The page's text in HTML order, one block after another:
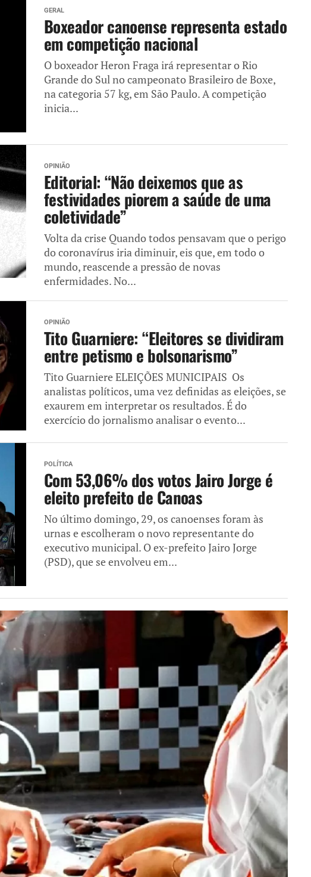
GERAL
Boxeador canoense representa estado
em competição nacional
O boxeador Heron Fraga irá representar o Rio
Grande do Sul no campeonato Brasileiro de Boxe,
na categoria 57 kg, em São Paulo. A competição
inicia...
OPINIÃO
Editorial: “Não deixemos que as
festividades piorem a saúde de uma
coletividade”
Volta da crise Quando todos pensavam que o perigo
do coronavírus iria diminuir, eis que, em todo o
mundo, reascende a pressão de novas
enfermidades. No...
OPINIÃO
Tito Guarniere: “Eleitores se dividiram
entre petismo e bolsonarismo”
Tito Guarniere ELEIÇÕES MUNICIPAIS Os
analistas políticos, uma vez definidas as eleições, se
exaurem em interpretar os resultados. É do
exercício do jornalismo analisar o evento...
POLÍTICA
Com 53,06% dos votos Jairo Jorge é
eleito prefeito de Canoas
No último domingo, 29, os canoenses foram às
urnas e escolheram o novo representante do
executivo municipal. O ex-prefeito Jairo Jorge
(PSD), que se envolveu em...